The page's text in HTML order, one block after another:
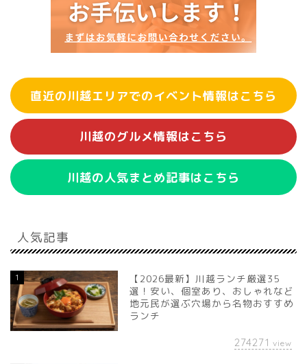
直近の川越エリアでのイベント情報はこちら
川越のグルメ情報はこちら
川越の人気まとめ記事はこちら
人気記事
1
【2026最新】川越ランチ厳選35
選！安い、個室あり、おしゃれなど
地元民が選ぶ穴場から名物おすすめ
ランチ
274271 view